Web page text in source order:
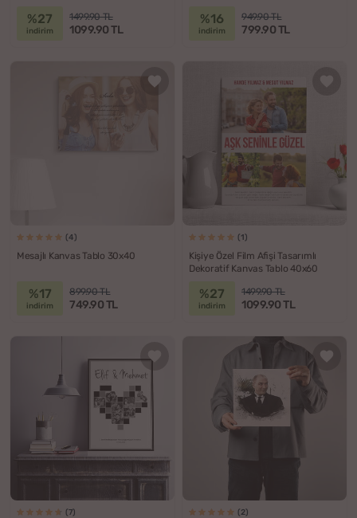
%27
indirim
1499.90 TL
1099.90 TL
%16
indirim
949.90 TL
799.90 TL
(4)
Mesajlı Kanvas Tablo 30x40
%17
indirim
899.90 TL
749.90 TL
(1)
Kişiye Özel Film Afişi Tasarımlı
Dekoratif Kanvas Tablo 40x60
%27
indirim
1499.90 TL
1099.90 TL
(7) (2)